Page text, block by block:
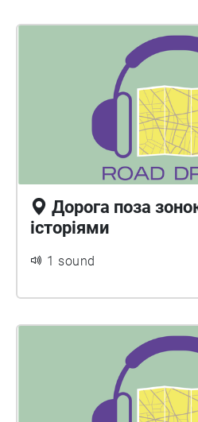
Дорога поза
історіями
1 sound